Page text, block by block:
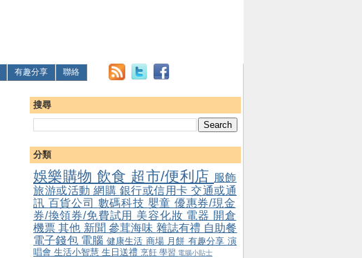
有趣分享 聯絡
搜尋
分類
娛樂購物 飲食 超市/便利店 服飾
旅游或活動 網購 銀行或信用卡 交通或通
訊 百貨公司 數碼科技 嬰童 優惠券/現金
券/換領券/免費試用 美容化妝 電器 開倉
機票其他 新聞參茸海味 雜誌有禮 自助餐
電子錢包 電腦 健康生活 商場 月餅 有趣分享 演
唱會 生活小智慧 生日送禮 烹飪 學習 電腦小貼士